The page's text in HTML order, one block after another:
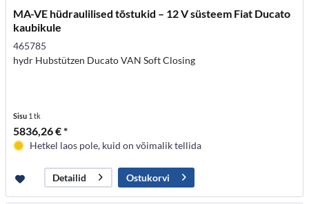
MA-VE hüdraulilised tõstukid – 12 V süsteem Fiat Ducato
kaubikule
465785
hydr Hubstützen Ducato VAN Soft Closing
Sisu 1 tk
5836,26 € *
Hetkel laos pole, kuid on võimalik tellida
Detailid Ostukorvi